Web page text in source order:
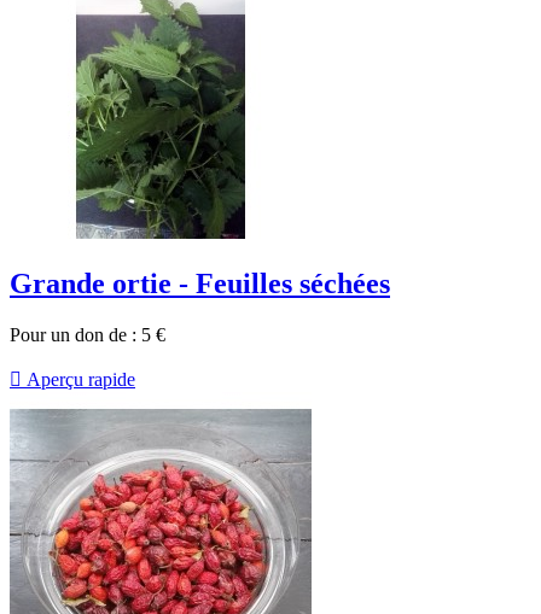
Grande ortie - Feuilles séchées
Pour un don de : 5 €
 Aperçu rapide